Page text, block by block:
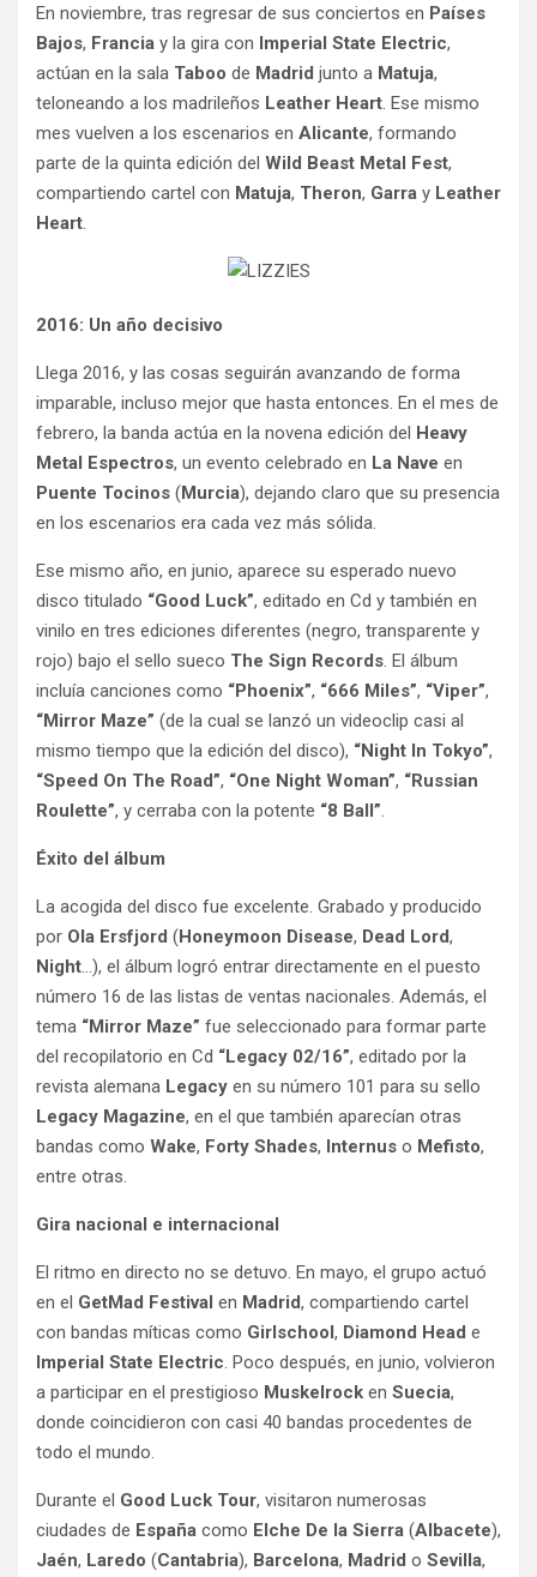
En noviembre, tras regresar de sus conciertos en Países
Bajos, Francia y la gira con Imperial State Electric,
actúan en la sala Taboo de Madrid junto a Matuja,
teloneando a los madrileños Leather Heart. Ese mismo
mes vuelven a los escenarios en Alicante, formando
parte de la quinta edición del Wild Beast Metal Fest,
compartiendo cartel con Matuja, Theron, Garra y Leather
Heart.
2016: Un año decisivo
Llega 2016, y las cosas seguirán avanzando de forma
imparable, incluso mejor que hasta entonces. En el mes de
febrero, la banda actúa en la novena edición del Heavy
Metal Espectros, un evento celebrado en La Nave en
Puente Tocinos (Murcia), dejando claro que su presencia
en los escenarios era cada vez más sólida.
Ese mismo año, en junio, aparece su esperado nuevo
disco titulado “Good Luck”, editado en Cd y también en
vinilo en tres ediciones diferentes (negro, transparente y
rojo) bajo el sello sueco The Sign Records. El álbum
incluía canciones como “Phoenix”, “666 Miles”, “Viper”,
“Mirror Maze” (de la cual se lanzó un videoclip casi al
mismo tiempo que la edición del disco), “Night In Tokyo”,
“Speed On The Road”, “One Night Woman”, “Russian
Roulette”, y cerraba con la potente “8 Ball”.
Éxito del álbum
La acogida del disco fue excelente. Grabado y producido
por Ola Ersfjord (Honeymoon Disease, Dead Lord,
Night…), el álbum logró entrar directamente en el puesto
número 16 de las listas de ventas nacionales. Además, el
tema “Mirror Maze” fue seleccionado para formar parte
del recopilatorio en Cd “Legacy 02/16”, editado por la
revista alemana Legacy en su número 101 para su sello
Legacy Magazine, en el que también aparecían otras
bandas como Wake, Forty Shades, Internus o Mefisto,
entre otras.
Gira nacional e internacional
El ritmo en directo no se detuvo. En mayo, el grupo actuó
en el GetMad Festival en Madrid, compartiendo cartel
con bandas míticas como Girlschool, Diamond Head e
Imperial State Electric. Poco después, en junio, volvieron
a participar en el prestigioso Muskelrock en Suecia,
donde coincidieron con casi 40 bandas procedentes de
todo el mundo.
Durante el Good Luck Tour, visitaron numerosas
ciudades de España como Elche De la Sierra (Albacete),
Jaén, Laredo (Cantabria), Barcelona, Madrid o Sevilla,